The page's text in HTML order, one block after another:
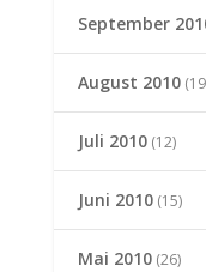
September
August 2010
Juli 2010(12)
Juni 2010(15)
Mai 2010(26)